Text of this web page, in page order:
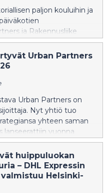
vuoden aikana. Urban
pääomat
mikä on
mittavat pääomat,
uudenlaisen
hankkeita aikana,
tarjota kuluttajille
uudisasunto
tuomalla myyntiin
hinnoitelt
paljon kouluihin ja
ja Rakennusliike
mukaan viisi uutta,
kaupungin
Urban Partners
Urban Partners on
Nyt yhtiö tuo
yhteen saman
lanseerattiin vuonna
Nrepin ja Velo Capitalin.
brändit
tapahtuu
Yhtenäinen brändi
asemaa ja
huippuluokan
– DHL Expressin
Helsinki-